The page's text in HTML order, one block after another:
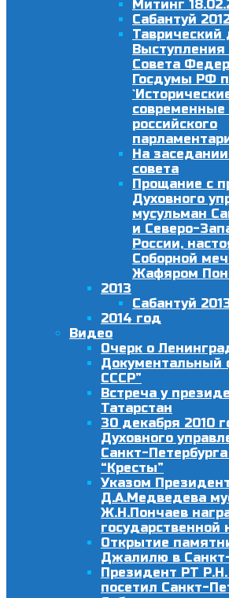
Митинг
Сабантуй
Таврический
Выступления
Совета
Госдумы РФ
российского
На
совета
Прощание с
Духовного
мусульман
и Северо-
России,
Соборной
Жафяром
2013
Сабантуй
2014 год
Видео
Очерк о
Документальный
СССР”
Встреча у
Татарстан
30 декабря 2010
Духовного
Санкт-
“Кресты”
Указом
Д.А.Медведева
Ж.Н.Пончаев
государственной
Открытие
Джалилю в
Президент РТ
посетил Санкт-